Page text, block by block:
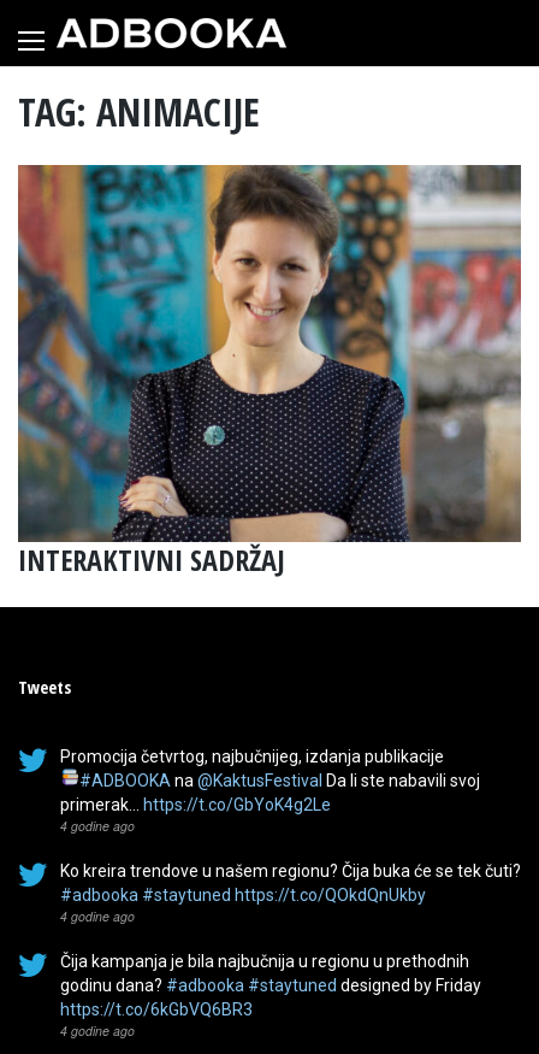
content
TAG: ANIMACIJE
INTERAKTIVNI SADRŽAJ
Tweets
Promocija četvrtog, najbučnijeg, izdanja publikacije
#ADBOOKA na @KaktusFestival Da li ste nabavili svoj
primerak…
https://t.co/GbYoK4g2Le
4 godine ago
Ko kreira trendove u našem regionu? Čija buka će se tek čuti?
#adbooka #staytuned https://t.co/QOkdQnUkby
4 godine ago
Čija kampanja je bila najbučnija u regionu u prethodnih
godinu dana? #adbooka #staytuned designed by Friday
https://t.co/6kGbVQ6BR3
4 godine ago